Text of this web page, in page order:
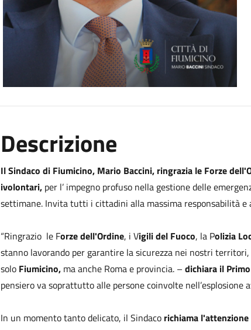
Descrizione
Il Sindaco di Fiumicino, Mario Baccini, ringrazia le Forze
ivolontari, per l’ impegno profuso nella gestione delle
settimane. Invita tutti i cittadini alla massima responsabilità
“Ringrazio le Forze dell'Ordine, i Vigili del Fuoco, la Polizia
stanno lavorando per garantire la sicurezza nei nostri
solo Fiumicino,ma anche Roma e provincia. – dichiara il
pensiero va soprattutto alle persone coinvolte nell’esplosione
In un momento tanto delicato, il Sindaco richiama